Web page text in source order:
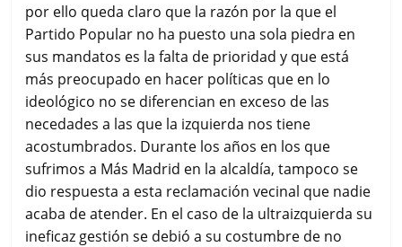
por ello queda claro que la razón por la que el
Partido Popular no ha puesto una sola piedra en
sus mandatos es la falta de prioridad y que está
más preocupado en hacer políticas que en lo
ideológico no se diferencian en exceso de las
necedades a las que la izquierda nos tiene
acostumbrados. Durante los años en los que
sufrimos a Más Madrid en la alcaldía, tampoco se
dio respuesta a esta reclamación vecinal que nadie
acaba de atender. En el caso de la ultraizquierda su
ineficaz gestión se debió a su costumbre de no